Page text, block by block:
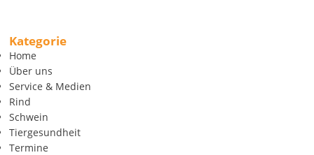
Kategorie
Home
Über uns
Service & Medien
Rind
Schwein
Tiergesundheit
Termine